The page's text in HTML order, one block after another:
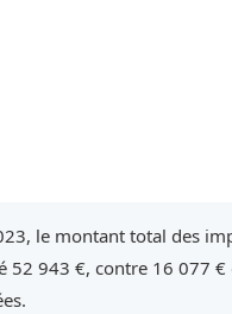
le montant total des
52 943 €, contre 16 077